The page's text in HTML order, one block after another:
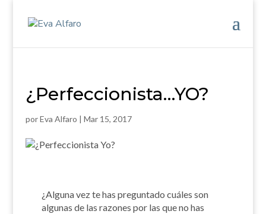
¿Perfeccionista…YO?
porEva Alfaro | Mar 15, 2017
¿Alguna vez te has preguntado cuáles son
algunas de las razones por las que no has